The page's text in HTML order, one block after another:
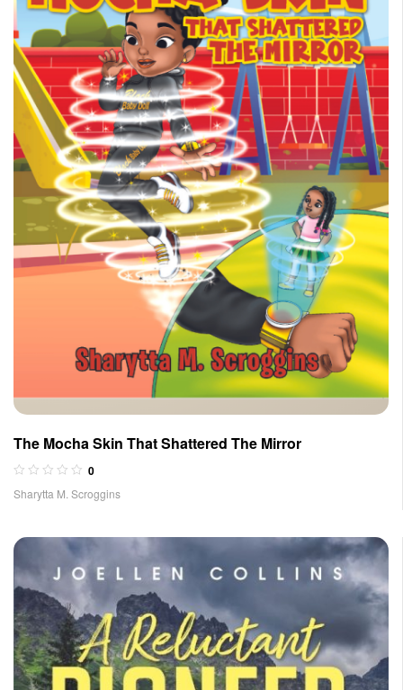
The Mocha Skin That Shattered The Mirror
0
Sharytta M. Scroggins